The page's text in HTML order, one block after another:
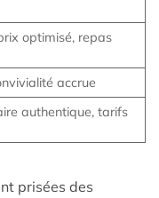
optimisé, repas
accrue
authentique, tarifs
prisées des